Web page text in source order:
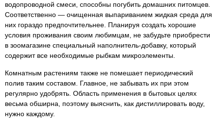
водопроводной смеси, способны погубить домашних питомцев.
Соответственно — очищенная выпариванием жидкая среда для
них гораздо предпочтительнее. Планируя создать хорошие
условия проживания своим любимцам, не забудьте приобрести
в зоомагазине специальный наполнитель-добавку, который
содержит все необходимые рыбкам микроэлементы.
Комнатным растениям также не помешает периодический
полив таким составом. Главное, не забывать их при этом
регулярно удобрять. Область применения в бытовых целях
весьма обширна, поэтому выяснить, как дистиллировать воду,
нужно каждому.